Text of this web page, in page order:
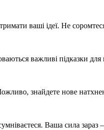
ваші ідеї. Не
важливі підказки
знайдете нове
Ваша сила зараз